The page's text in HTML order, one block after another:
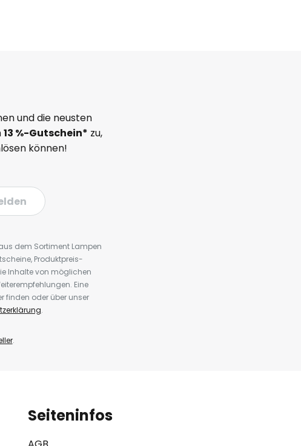
und die neusten
13 %-Gutschein* zu,
können!
dem Sortiment Lampen
Produktpreis-
Inhalte von möglichen
Eine
finden oder über unser
.
.
Seiteninfos